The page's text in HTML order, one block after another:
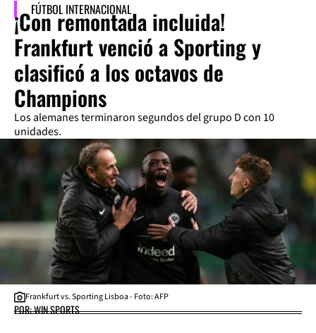
FÚTBOL INTERNACIONAL
¡Con remontada incluida!
Frankfurt venció a Sporting y
clasificó a los octavos de
Champions
Los alemanes terminaron segundos del grupo D con 10
unidades.
Frankfurt vs. Sporting Lisboa - Foto: AFP
POR: WIN SPORTS